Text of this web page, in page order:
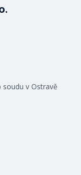
soudu v Ostravě